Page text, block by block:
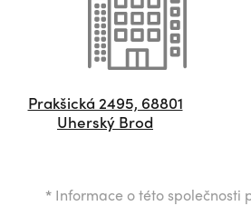
Prakšická 2495, 68801
Uherský Brod
* Informace o této společnosti